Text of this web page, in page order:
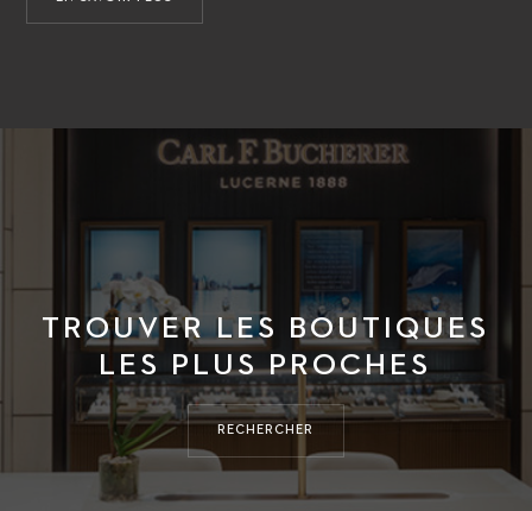
TROUVER LES BOUTIQUES
LES PLUS PROCHES
RECHERCHER